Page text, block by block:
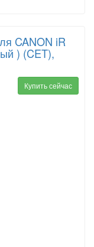
CANON iR
) (CET),
Купить сейчас